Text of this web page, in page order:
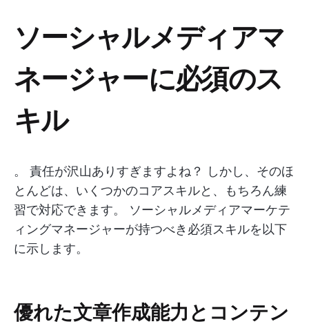
ソーシャルメディアマ
ネージャーに必須のス
キル
。 責任が沢山ありすぎますよね？ しかし、そのほ
とんどは、いくつかのコアスキルと、もちろん練
習で対応できます。 ソーシャルメディアマーケテ
ィングマネージャーが持つべき必須スキルを以下
に示します。
優れた文章作成能力とコンテン